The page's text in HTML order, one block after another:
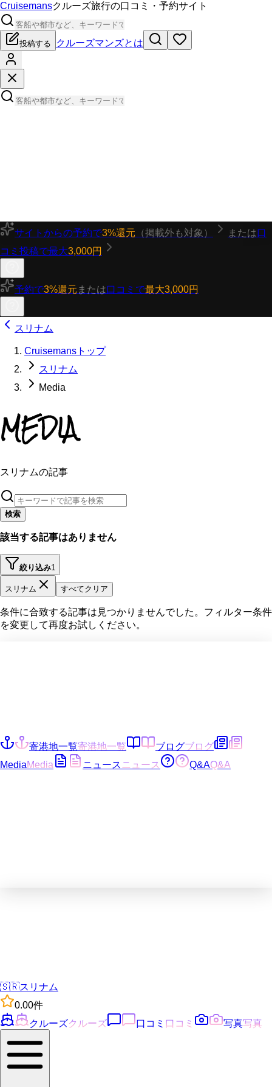
Cruisemansクルーズ旅行の口コミ・予約サイト
投稿する クルーズマンズとは
サイトからの予約で3%還元 （掲載外も対象） または口
コミ投稿で最大3,000円
予約で3%還元 または口コミで最大3,000円
スリナム
Cruisemansトップ
スリナム
Media
MEDIA
スリナムの記事
検索
該当する記事はありません
絞り込み1
スリナム すべてクリア
条件に合致する記事は見つかりませんでした。フィルター条件
を変更して再度お試しください。
寄港地一覧寄港地一覧 ブログブログ
MediaMedia ニュース ニュース Q&AQ&A
🇸🇷スリナム
0.00件
クルーズクルーズ 口コミ 口コミ 写真写真